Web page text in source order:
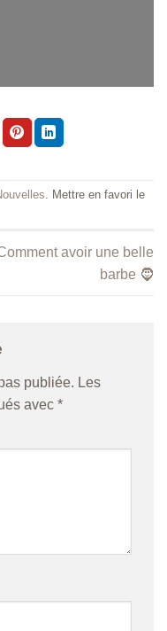
. Mettre en favori le
avoir une belle
barbe 🧔
publiée. Les
avec *